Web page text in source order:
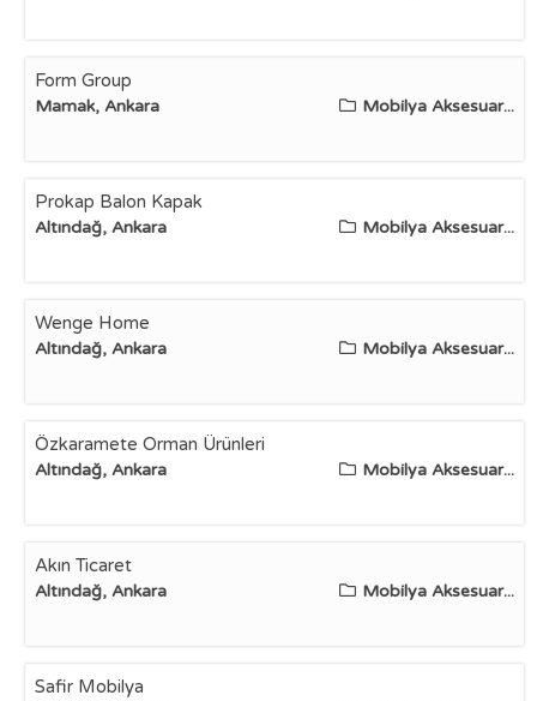
Form Group
Mamak, Ankara Mobilya Aksesuar...
Prokap Balon Kapak
Altındağ, Ankara Mobilya Aksesuar...
Wenge Home
Altındağ, Ankara Mobilya Aksesuar...
Özkaramete Orman Ürünleri
Altındağ, Ankara Mobilya Aksesuar...
Akın Ticaret
Altındağ, Ankara Mobilya Aksesuar...
Safir Mobilya